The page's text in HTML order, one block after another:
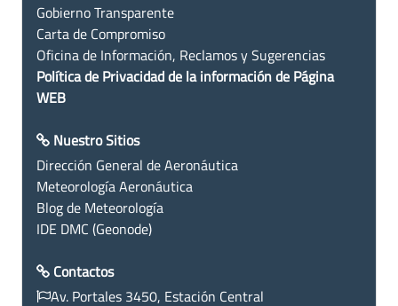
Gobierno Transparente
Carta de Compromiso
Oficina de Información, Reclamos y Sugerencias
Política de Privacidad de la información de Página
WEB
Nuestro Sitios
Dirección General de Aeronáutica
Meteorología Aeronáutica
Blog de Meteorología
IDE DMC (Geonode)
Contactos
Av. Portales 3450, Estación Central